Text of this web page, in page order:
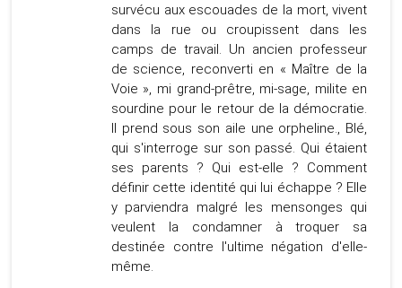
survécu aux escouades de la mort, vivent
dans la rue ou croupissent dans les
camps de travail. Un ancien professeur
de science, reconverti en « Maître de la
Voie », mi grand-prêtre, mi-sage, milite en
sourdine pour le retour de la démocratie.
Il prend sous son aile une orpheline., Blé,
qui s'interroge sur son passé. Qui étaient
ses parents ? Qui est-elle ? Comment
définir cette identité qui lui échappe ? Elle
y parviendra malgré les mensonges qui
veulent la condamner à troquer sa
destinée contre l'ultime négation d'elle-
même.